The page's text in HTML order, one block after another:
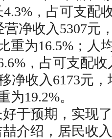
4.3%，占可支配
营净收入5307元
重为16.5%；人
，占可支配
净收入6173元
为19.2%。
于预期，实现
介绍，居民收